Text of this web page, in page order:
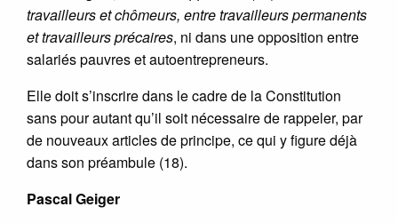
travailleurs et chômeurs, entre travailleurs permanents
et travailleurs précaires, ni dans une opposition entre
salariés pauvres et autoentrepreneurs.
Elle doit s’inscrire dans le cadre de la Constitution
sans pour autant qu’il soit nécessaire de rappeler, par
de nouveaux articles de principe, ce qui y figure déjà
dans son préambule (18).
Pascal Geiger